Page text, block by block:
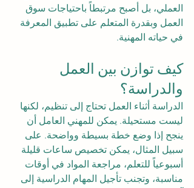
العملي، بل أصبح مرتبطاً باحتياجات سوق
العمل وبقدرة المتعلم على تطبيق المعرفة
في حياته المهنية.
كيف توازن بين العمل
والدراسة؟
الدراسة أثناء العمل تحتاج إلى تنظيم، لكنها
ليست مستحيلة. يمكن للمهني العامل أن
ينجح إذا وضع خطة بسيطة وواضحة. على
سبيل المثال، يمكن تخصيص ساعات قليلة
أسبوعياً للتعلم، مراجعة المواد في أوقات
مناسبة، وتجنب تأجيل المهام الدراسية إلى